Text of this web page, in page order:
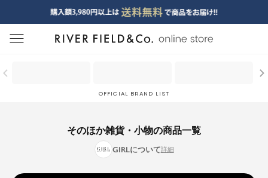
menu
OFFICIAL BRAND LIST
そのほか雑貨・小物の商品一覧
GIRLについて